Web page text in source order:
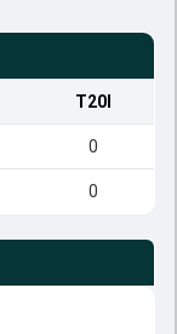
T20I
0
0